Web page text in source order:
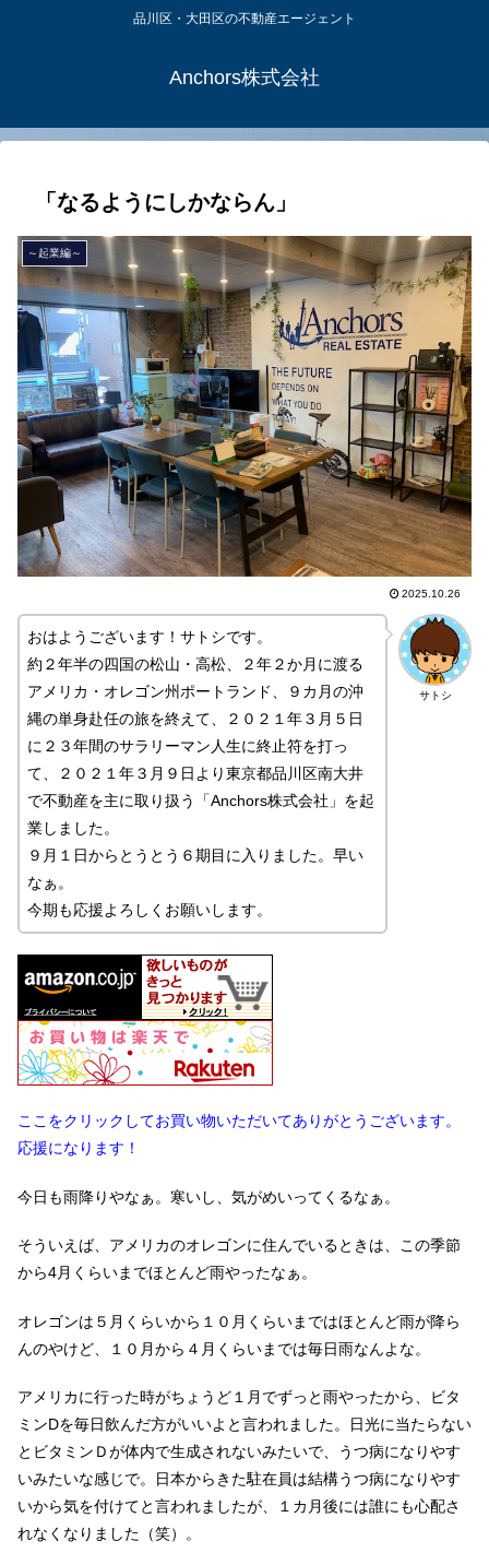
品川区・大田区の不動産エージェント
Anchors株式会社
「なるようにしかならん」
～起業編～
2025.10.26
サトシ
おはようございます！サトシです。
約２年半の四国の松山・高松、２年２か月に渡る
アメリカ・オレゴン州ポートランド、９カ月の沖
縄の単身赴任の旅を終えて、２０２１年３月５日
に２３年間のサラリーマン人生に終止符を打っ
て、２０２１年３月９日より東京都品川区南大井
で不動産を主に取り扱う「Anchors株式会社」を起
業しました。
９月１日からとうとう６期目に入りました。早い
なぁ。
今期も応援よろしくお願いします。
ここをクリックしてお買い物いただいてありがとうございます。
応援になります！
今日も雨降りやなぁ。寒いし、気がめいってくるなぁ。
そういえば、アメリカのオレゴンに住んでいるときは、この季節
から4月くらいまでほとんど雨やったなぁ。
オレゴンは５月くらいから１０月くらいまではほとんど雨が降ら
んのやけど、１０月から４月くらいまでは毎日雨なんよな。
アメリカに行った時がちょうど１月でずっと雨やったから、ビタ
ミンDを毎日飲んだ方がいいよと言われました。日光に当たらない
とビタミンＤが体内で生成されないみたいで、うつ病になりやす
いみたいな感じで。日本からきた駐在員は結構うつ病になりやす
いから気を付けてと言われましたが、１カ月後には誰にも心配さ
れなくなりました（笑）。